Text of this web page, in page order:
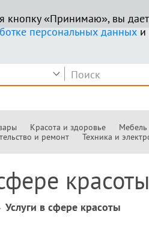
Красота и здоровье Мебель
и ремонт Техника и
кнопку «Принимаю», вы
персональных данных и
Услуги в сфере красоты